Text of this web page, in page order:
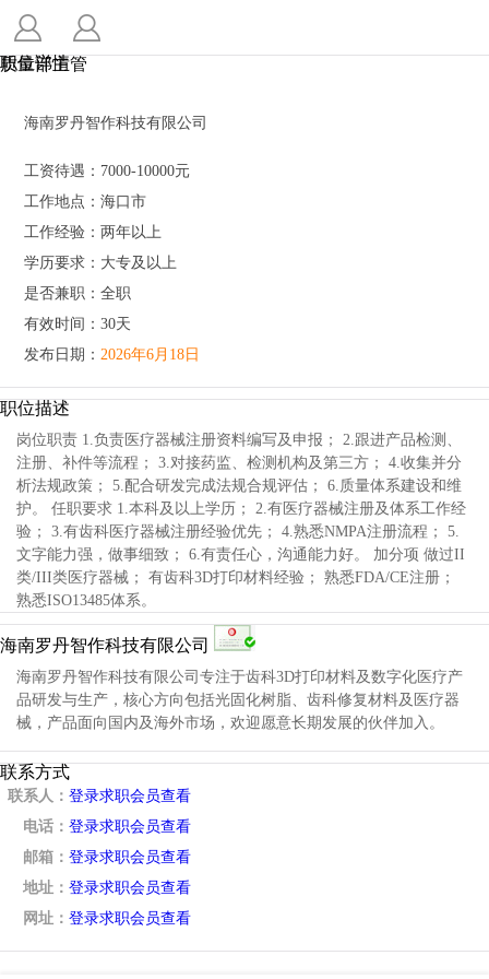
职位详情
质量部主管
海南罗丹智作科技有限公司
工资待遇：7000-10000元
工作地点：海口市
工作经验：两年以上
学历要求：大专及以上
是否兼职：全职
有效时间：30天
发布日期： 2026年6月18日
职位描述
岗位职责 1.负责医疗器械注册资料编写及申报； 2.跟进产品检测、
注册、补件等流程； 3.对接药监、检测机构及第三方； 4.收集并分
析法规政策； 5.配合研发完成法规合规评估； 6.质量体系建设和维
护。 任职要求 1.本科及以上学历； 2.有医疗器械注册及体系工作经
验； 3.有齿科医疗器械注册经验优先； 4.熟悉NMPA注册流程； 5.
文字能力强，做事细致； 6.有责任心，沟通能力好。 加分项 做过II
类/III类医疗器械； 有齿科3D打印材料经验； 熟悉FDA/CE注册；
熟悉ISO13485体系。
海南罗丹智作科技有限公司
海南罗丹智作科技有限公司专注于齿科3D打印材料及数字化医疗产
品研发与生产，核心方向包括光固化树脂、齿科修复材料及医疗器
械，产品面向国内及海外市场，欢迎愿意长期发展的伙伴加入。
联系方式
联系人： 登录求职会员查看
电话： 登录求职会员查看
邮箱： 登录求职会员查看
地址： 登录求职会员查看
网址： 登录求职会员查看